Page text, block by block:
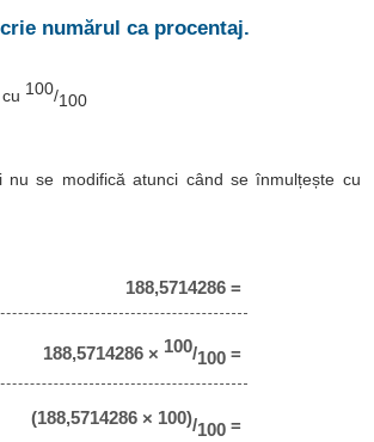
numărul ca procentaj.
100/100
nu se modifică atunci când se înmulțește cu
188,5714286 =
188,5714286 × 100/100 =
(188,5714286 × 100)/100 =